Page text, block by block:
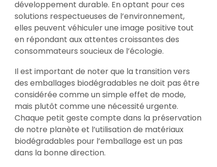
développement durable. En optant pour ces
solutions respectueuses de l’environnement,
elles peuvent véhiculer une image positive tout
en répondant aux attentes croissantes des
consommateurs soucieux de l’écologie.
Il est important de noter que la transition vers
des emballages biodégradables ne doit pas être
considérée comme un simple effet de mode,
mais plutôt comme une nécessité urgente.
Chaque petit geste compte dans la préservation
de notre planète et l’utilisation de matériaux
biodégradables pour l’emballage est un pas
dans la bonne direction.